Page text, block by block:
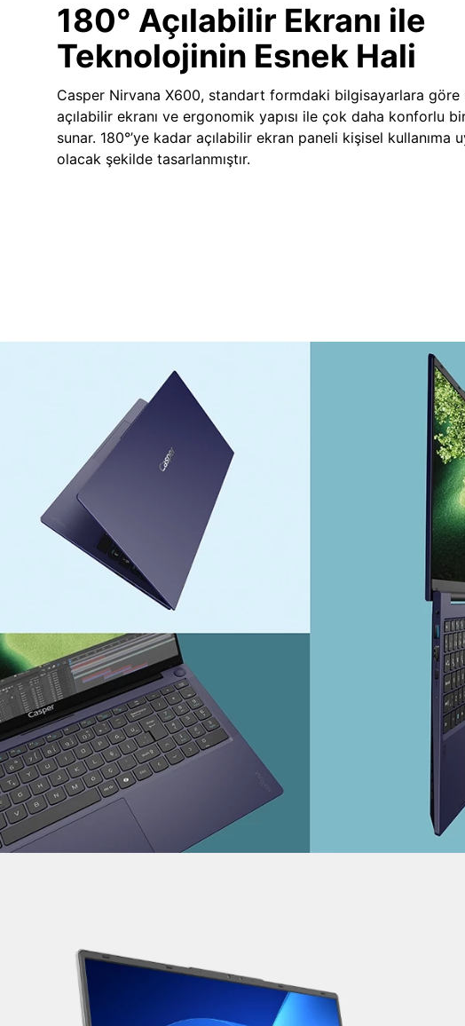
180° Açılabilir Ekranı ile
Teknolojinin Esnek Hali
Casper Nirvana X600, standart formdaki bilgisayarlara göre
açılabilir ekranı ve ergonomik yapısı ile çok daha konforlu
sunar. 180°’ye kadar açılabilir ekran paneli kişisel kullanıma
olacak şekilde tasarlanmıştır.